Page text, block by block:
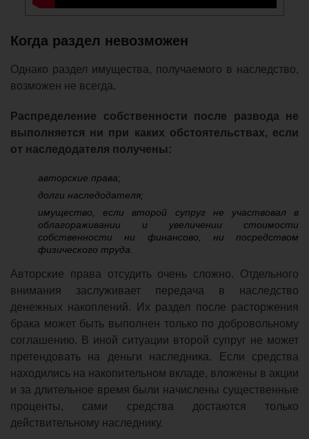
Когда раздел невозможен
Однако раздел имущества, получаемого в наследство,
возможен не всегда.
Распределение собственности после развода не
выполняется ни при каких обстоятельствах, если
от наследодателя получены:
авторские права;
долги наследодателя;
имущество, если второй супруг не участвовал в
облагораживании и увеличении стоимости
собственности ни финансово, ни посредством
физического труда.
Авторские права отсудить очень сложно. Отдельного
внимания заслуживает передача в наследство
денежных накоплений. Их раздел после расторжения
брака может быть выполнен только по добровольному
соглашению. В иной ситуации второй супруг не может
претендовать на деньги наследника. Если средства
находились на накопительном вкладе, вложены в акции
и за длительное время были начислены существенные
проценты, сами средства достаются только
действительному наследнику.